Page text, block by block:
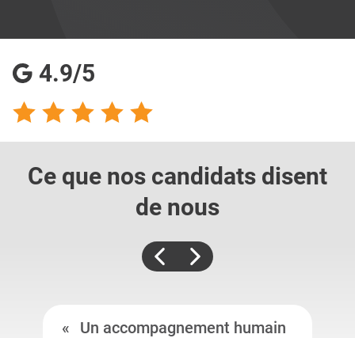
4.9/5
Ce que nos candidats disent
de nous
Un accompagnement humain